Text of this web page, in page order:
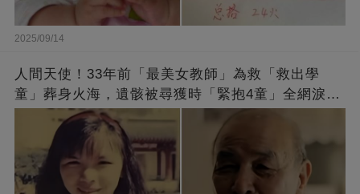
2025/09/14
人間天使！33年前「最美女教師」為救「救出學
童」葬身火海，遺骸被尋獲時「緊抱4童」全網淚
崩：真正的英雄不該被遺忘